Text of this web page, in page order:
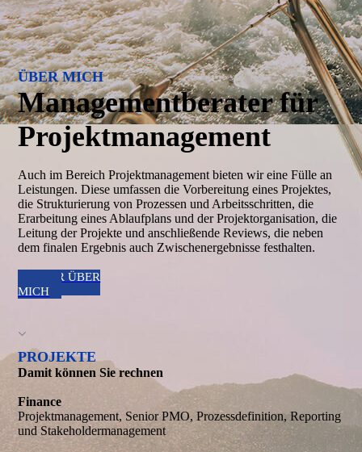
ÜBER MICH
Management­berater für
Projekt­management
Auch im Bereich Projektmanagement bieten wir eine Fülle an
Leistungen. Diese umfassen die Vorbereitung eines Projektes,
die Strukturierung von Prozessen und Arbeitsschritten, die
Erarbeitung eines Ablaufplans und der Projektorganisation, die
Leitung der Projekte und anschließende Reviews, die neben
dem finalen Ergebnis auch Zwischenergebnisse festhalten.
MEHR ÜBER
MICH
PROJEKTE
Damit können Sie rechnen
Finance
Projektmanagement, Senior PMO, Prozessdefinition, Reporting
und Stakeholdermanagement